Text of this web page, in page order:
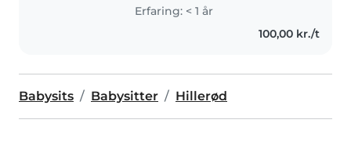
Erfaring: < 1 år
100,00 kr./t
Babysits Babysitter Hillerød